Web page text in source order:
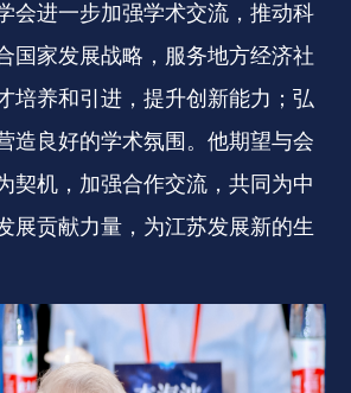
会进一步加强学术交流，推动科
国家发展战略，服务地方经济社
培养和引进，提升创新能力；弘
造良好的学术氛围。他期望与会
契机，加强合作交流，共同为中
展贡献力量，为江苏发展新的生